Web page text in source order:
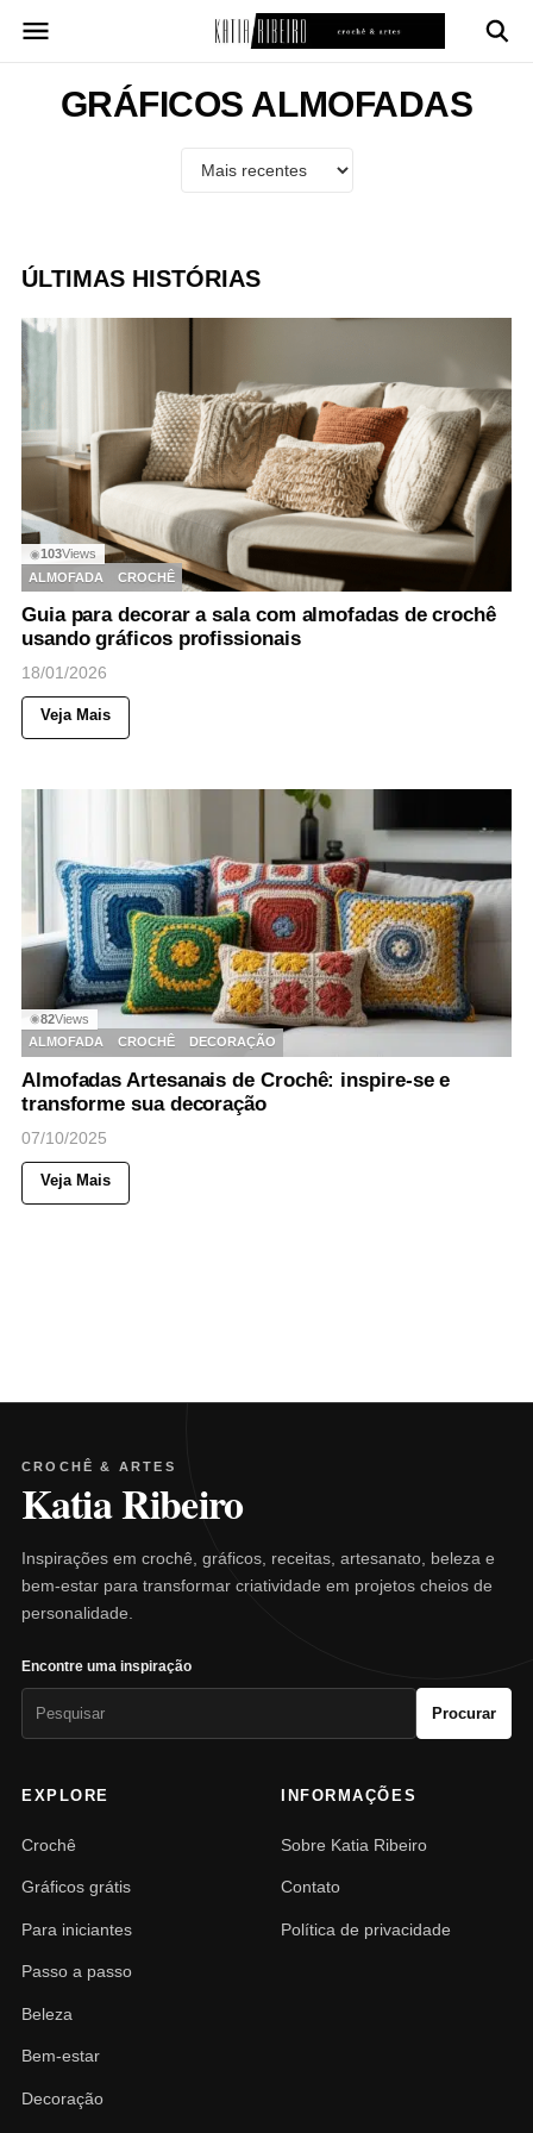
para
conteúdoGRÁFICOS ALMOFADAS
ÚLTIMAS HISTÓRIAS
◉103Views
ALMOFADA
CROCHÊ
Guia para decorar a sala com almofadas de crochê
usando gráficos profissionais
18/01/2026
Veja Mais
◉82Views
ALMOFADA
CROCHÊ DECORAÇÃO
Almofadas Artesanais de Crochê: inspire-se e
transforme sua decoração
07/10/2025
Veja Mais
CROCHÊ & ARTES
Katia Ribeiro
Inspirações em crochê, gráficos, receitas, artesanato, beleza e
bem-estar para transformar criatividade em projetos cheios de
personalidade.
Encontre uma inspiração
Procurar
EXPLORE
Crochê
Gráficos grátis
Para iniciantes
Passo a passo
Beleza
Bem-estar
Decoração
INFORMAÇÕES
Sobre Katia Ribeiro
Contato
Política de privacidade